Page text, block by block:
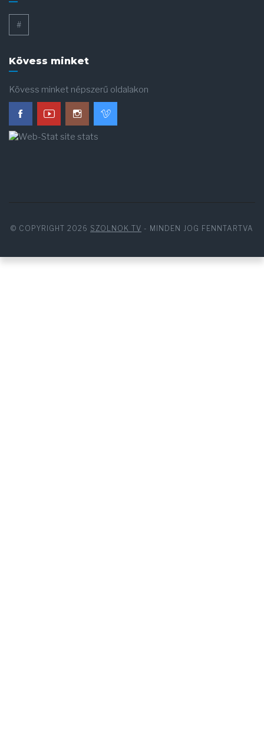
#
Kövess minket
Kövess minket népszerű oldalakon
© COPYRIGHT 2026 SZOLNOK TV - MINDEN JOG FENNTARTVA